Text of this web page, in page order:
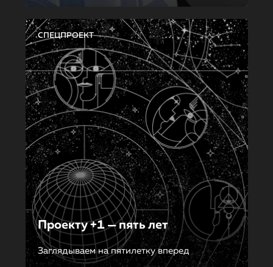
СПЕЦПРОЕКТ
Проекту +1 — пять лет
Заглядываем на пятилетку вперед